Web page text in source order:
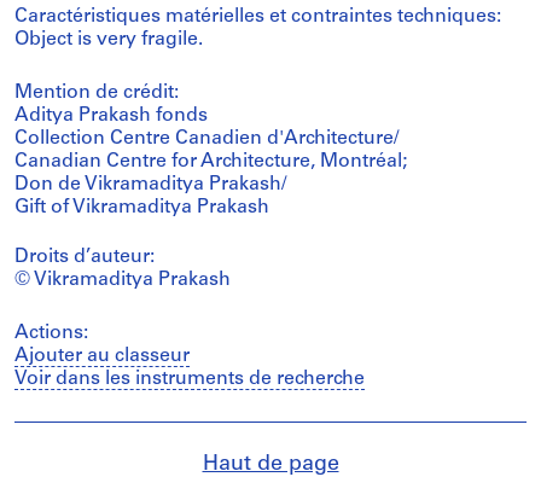
Caractéristiques matérielles et contraintes techniques:
Object is very fragile.
Mention de crédit:
Aditya Prakash fonds
Collection Centre Canadien d'Architecture/
Canadian Centre for Architecture, Montréal;
Don de Vikramaditya Prakash/
Gift of Vikramaditya Prakash
Droits d’auteur:
© Vikramaditya Prakash
Actions:
Ajouter au classeur
Voir dans les instruments de recherche
Haut de page